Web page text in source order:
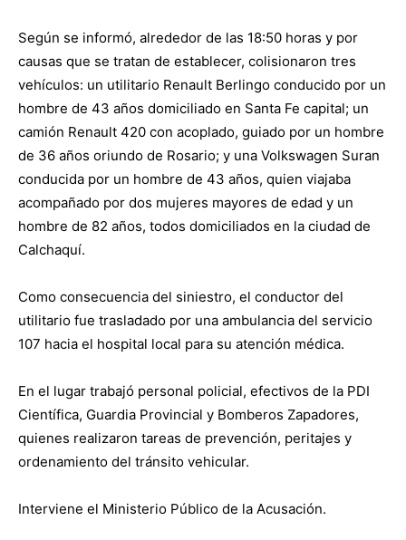
Según se informó, alrededor de las 18:50 horas y por
causas que se tratan de establecer, colisionaron tres
vehículos: un utilitario Renault Berlingo conducido por un
hombre de 43 años domiciliado en Santa Fe capital; un
camión Renault 420 con acoplado, guiado por un hombre
de 36 años oriundo de Rosario; y una Volkswagen Suran
conducida por un hombre de 43 años, quien viajaba
acompañado por dos mujeres mayores de edad y un
hombre de 82 años, todos domiciliados en la ciudad de
Calchaquí.
Como consecuencia del siniestro, el conductor del
utilitario fue trasladado por una ambulancia del servicio
107 hacia el hospital local para su atención médica.
En el lugar trabajó personal policial, efectivos de la PDI
Científica, Guardia Provincial y Bomberos Zapadores,
quienes realizaron tareas de prevención, peritajes y
ordenamiento del tránsito vehicular.
Interviene el Ministerio Público de la Acusación.